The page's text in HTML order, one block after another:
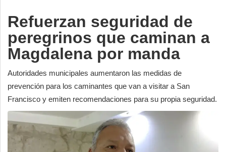
Refuerzan seguridad de
peregrinos que caminan a
Magdalena por manda
Autoridades municipales aumentaron las medidas de
prevención para los caminantes que van a visitar a San
Francisco y emiten recomendaciones para su propia seguridad.